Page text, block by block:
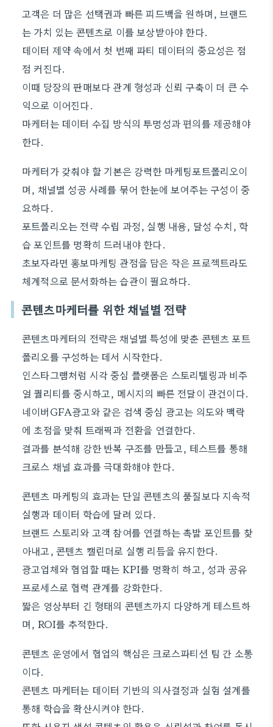
고객은 더 많은 선택권과 빠른 피드백을 원하며, 브랜드
는 가치 있는 콘텐츠로 이를 보상받아야 한다.
데이터 제약 속에서 첫 번째 파티 데이터의 중요성은 점
점 커진다.
이때 당장의 판매보다 관계 형성과 신뢰 구축이 더 큰 수
익으로 이어진다.
마케터는 데이터 수집 방식의 투명성과 편의를 제공해야
한다.
마케터가 갖춰야 할 기본은 강력한 마케팅포트폴리오이
며, 채널별 성공 사례를 묶어 한눈에 보여주는 구성이 중
요하다.
포트폴리오는 전략 수립 과정, 실행 내용, 달성 수치, 학
습 포인트를 명확히 드러내야 한다.
초보자라면 홍보마케팅 관점을 담은 작은 프로젝트라도
체계적으로 문서화하는 습관이 필요하다.
콘텐츠마케터를 위한 채널별 전략
콘텐츠마케터의 전략은 채널별 특성에 맞춘 콘텐츠 포트
폴리오를 구성하는 데서 시작한다.
인스타그램처럼 시각 중심 플랫폼은 스토리텔링과 비주
얼 퀄리티를 중시하고, 메시지의 빠른 전달이 관건이다.
네이버GFA광고와 같은 검색 중심 광고는 의도와 맥락
에 초점을 맞춰 트래픽과 전환을 연결한다.
결과를 분석해 강한 반복 구조를 만들고, 테스트를 통해
크로스 채널 효과를 극대화해야 한다.
콘텐츠 마케팅의 효과는 단일 콘텐츠의 품질보다 지속적
실행과 데이터 학습에 달려 있다.
브랜드 스토리와 고객 참여를 연결하는 촉발 포인트를 찾
아내고, 콘텐츠 캘린더로 실행 리듬을 유지한다.
광고업체와 협업할 때는 KPI를 명확히 하고, 성과 공유
프로세스로 협력 관계를 강화한다.
짧은 영상부터 긴 형태의 콘텐츠까지 다양하게 테스트하
며, ROI를 추적한다.
콘텐츠 운영에서 협업의 핵심은 크로스파티션 팀 간 소통
이다.
콘텐츠 마케터는 데이터 기반의 의사결정과 실험 설계를
통해 학습을 확산시켜야 한다.